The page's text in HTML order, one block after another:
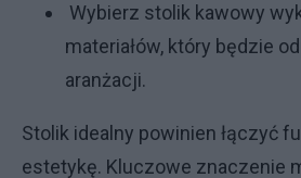
Wybierz stolik kawowy
materiałów, który będzie
aranżacji.
Stolik idealny powinien łączyć
estetykę. Kluczowe znaczenie